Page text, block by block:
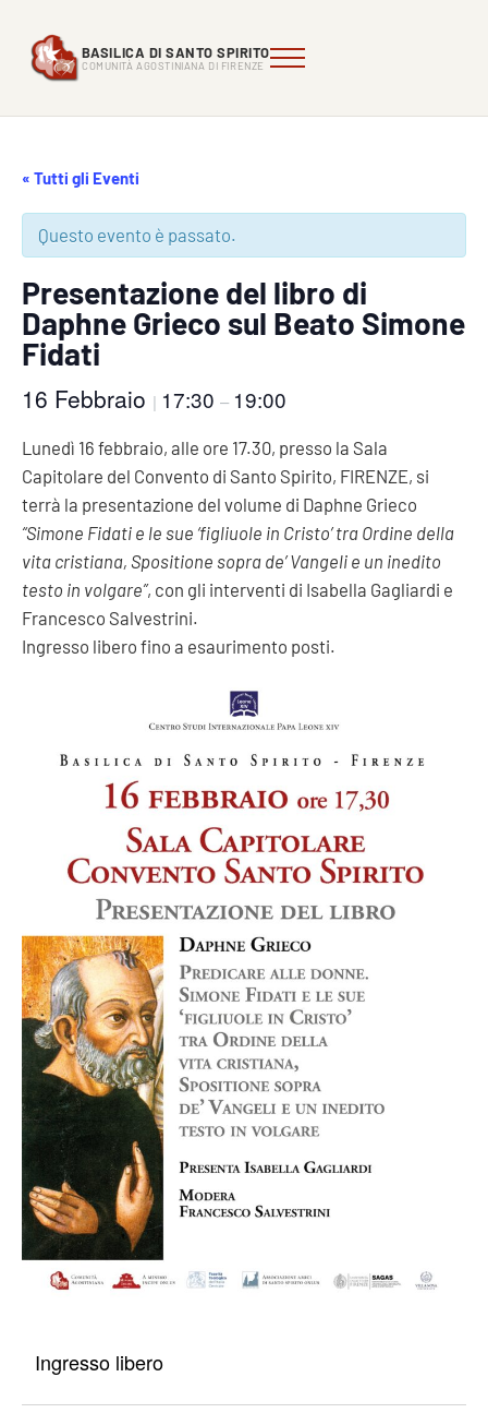
Basilica di Santo Spirito
BASILICA DI SANTO SPIRITO
COMUNITÀ AGOSTINIANA DI FIRENZE
Comunità Agostiniana di FIrenze Menu
« Tutti gli Eventi
Questo evento è passato.
Presentazione del libro di
Daphne Grieco sul Beato Simone
Fidati
16 Febbraio | 17:30 – 19:00
Lunedì 16 febbraio, alle ore 17.30, presso la Sala
Capitolare del Convento di Santo Spirito, FIRENZE, si
terrà la presentazione del volume di Daphne Grieco
“Simone Fidati e le sue ‘figliuole in Cristo’ tra Ordine della
vita cristiana, Spositione sopra de’ Vangeli e un inedito
testo in volgare”, con gli interventi di Isabella Gagliardi e
Francesco Salvestrini.
Ingresso libero fino a esaurimento posti.
Ingresso libero